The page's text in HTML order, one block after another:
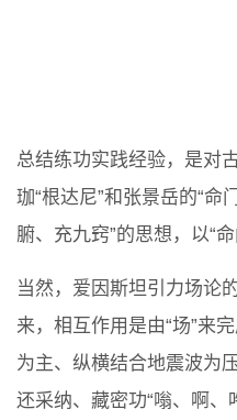
总结练功实践经验，是对
珈“根达尼”和张景岳的“命
腑、充九窍”的思想，以“命
当然，爱因斯坦引力场论
来，相互作用是由“场”来
为主、纵横结合地震波为
还采纳、藏密功“嗡、啊、